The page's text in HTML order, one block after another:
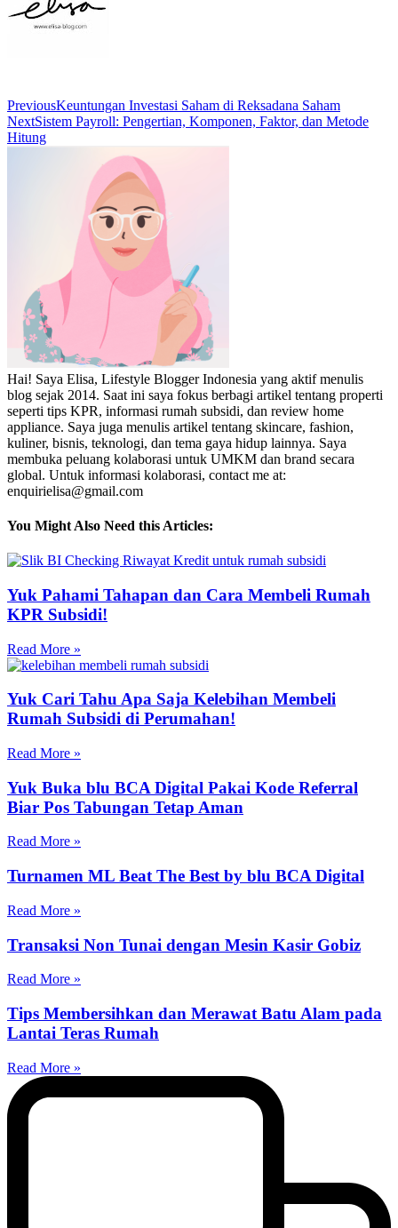
PreviousKeuntungan Investasi Saham di Reksadana Saham
NextSistem Payroll: Pengertian, Komponen, Faktor, dan Metode
Hitung
Hai! Saya Elisa, Lifestyle Blogger Indonesia yang aktif menulis
blog sejak 2014. Saat ini saya fokus berbagi artikel tentang properti
seperti tips KPR, informasi rumah subsidi, dan review home
appliance. Saya juga menulis artikel tentang skincare, fashion,
kuliner, bisnis, teknologi, dan tema gaya hidup lainnya. Saya
membuka peluang kolaborasi untuk UMKM dan brand secara
global. Untuk informasi kolaborasi, contact me at:
enquirielisa@gmail.com
You Might Also Need this Articles:
Yuk Pahami Tahapan dan Cara Membeli Rumah
KPR Subsidi!
Read More »
Yuk Cari Tahu Apa Saja Kelebihan Membeli
Rumah Subsidi di Perumahan!
Read More »
Yuk Buka blu BCA Digital Pakai Kode Referral
Biar Pos Tabungan Tetap Aman
Read More »
Turnamen ML Beat The Best by blu BCA Digital
Read More »
Transaksi Non Tunai dengan Mesin Kasir Gobiz
Read More »
Tips Membersihkan dan Merawat Batu Alam pada
Lantai Teras Rumah
Read More »